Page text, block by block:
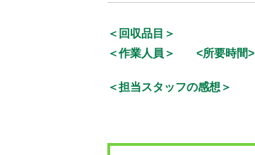
＜回収品目＞
＜作業人員＞
<所要時間>
＜担当スタッフの感想＞